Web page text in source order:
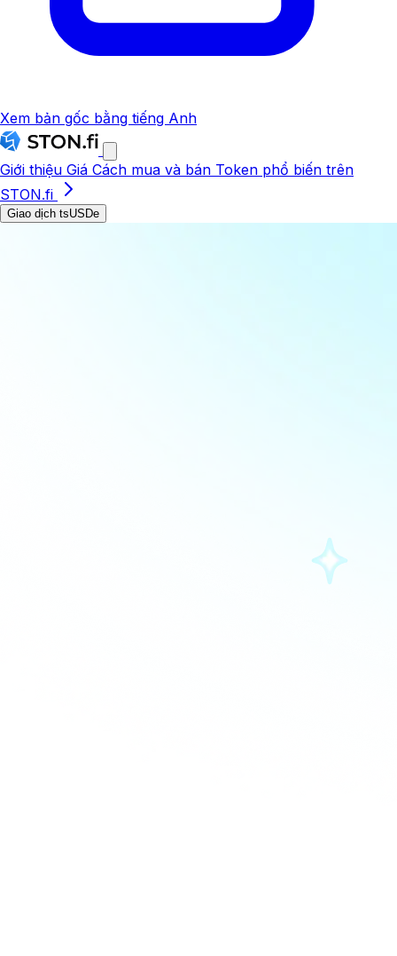
Xem bản gốc bằng tiếng Anh
Giới thiệu Giá Cách mua và bán Token phổ biến trên
STON.fi
Giao dịch tsUSDe